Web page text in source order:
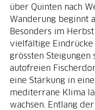
über Quinten nach
Wanderung beginnt
Besonders im
vielfältige Eindrücke
grössten Steigungen
autofreien
eine Stärkung in
mediterrane Klima
wachsen. Entlang